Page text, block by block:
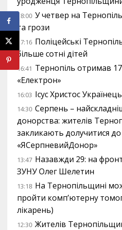
18:00 У четвер на
та грози
17:16 Поліцейські
більше сотні дітей
16:41 Тернопіль отримав
«Електрон»
16:03 Ісус Христос
14:30 Серпень –
донорства: жителів
закликають долучитися до
«ЯСерпневийДонор»
13:47 Назавжди 29: на
ЗУНУ Олег Шелетин
13:18 На Тернопільщині
пройти комп’ютерну
лікарень)
12:30 Жителів